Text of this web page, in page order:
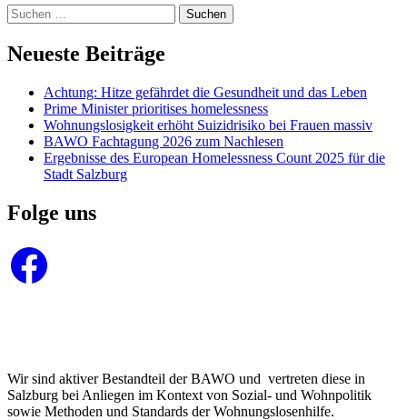
Suchen
nach:
Neueste Beiträge
Achtung: Hitze gefährdet die Gesundheit und das Leben
Prime Minister prioritises homelessness
Wohnungslosigkeit erhöht Suizidrisiko bei Frauen massiv
BAWO Fachtagung 2026 zum Nachlesen
Ergebnisse des European Homelessness Count 2025 für die
Stadt Salzburg
Folge uns
Facebook
Wir sind aktiver Bestandteil der BAWO und vertreten diese in
Salzburg bei Anliegen im Kontext von Sozial- und Wohnpolitik
sowie Methoden und Standards der Wohnungslosenhilfe.